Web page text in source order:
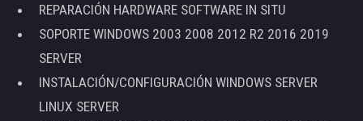
REPARACIÓN HARDWARE SOFTWARE IN SITU
SOPORTE WINDOWS 2003 2008 2012 R2 2016 2019
SERVER
INSTALACIÓN/CONFIGURACIÓN WINDOWS SERVER
LINUX SERVER